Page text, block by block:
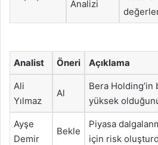
Analizi
Analist Öneri Açıklama
Ali
Yılmaz
Al
Bera
yüksek
Ayşe
Demir
Bekle
Piyasa
için risk